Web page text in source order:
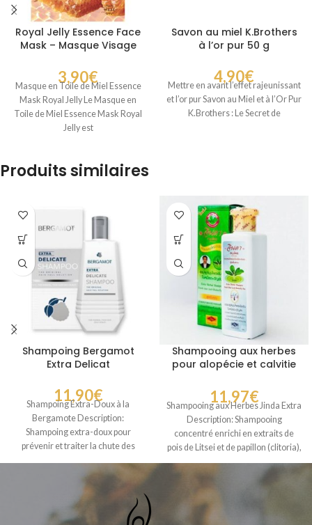
Royal Jelly Essence Face
Mask – Masque Visage
Royale et au Miel
3,90€
Masque en Toile de Miel Essence
Mask Royal Jelly Le Masque en
Toile de Miel Essence Mask Royal
Jelly est
Savon au miel K.Brothers
à l’or pur 50 g
4,90€
Mettre en avant l’effet rajeunissant
et l’or pur Savon au Miel et à l’Or Pur
K.Brothers : Le Secret de
Produits similaires
Shampoing Bergamot
Extra Delicat
11,90€
Shampoing Extra-Doux à la
Bergamote Description:
Shampoing extra-doux pour
prévenir et traiter la chute des
Shampooing aux herbes
pour alopécie et calvitie
11,97€
Shampooing aux Herbes Jinda Extra
Description: Shampooing
concentré enrichi en extraits de
pois de Litsei et de papillon (clitoria),
idéal